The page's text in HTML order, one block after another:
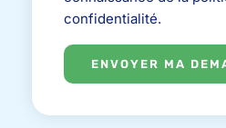
confidentialité.
ENVOYER MA